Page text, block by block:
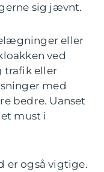
sig jævnt.
eller
ved
trafik eller
med
bedre. Uanset
must i
er også vigtige.